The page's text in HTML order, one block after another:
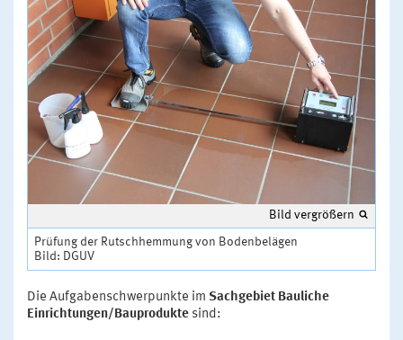
Bild vergrößern
Prüfung der Rutschhemmung von Bodenbelägen
Bild: DGUV
Die Aufgabenschwerpunkte im Sachgebiet Bauliche
Einrichtungen/Bauprodukte sind: